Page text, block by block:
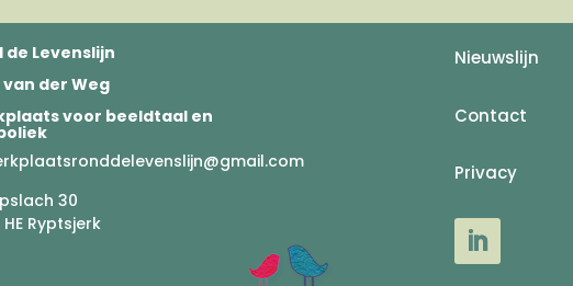
de Levenslijn
van der Weg
voor beeldtaal en
30
Ryptsjerk
Nieuwslijn
Contact
Privacy